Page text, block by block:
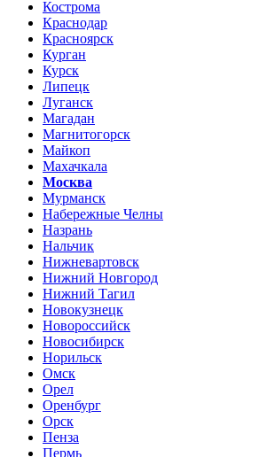
Кострома
Краснодар
Красноярск
Курган
Курск
Липецк
Луганск
Магадан
Магнитогорск
Майкоп
Махачкала
Москва
Мурманск
Набережные Челны
Назрань
Нальчик
Нижневартовск
Нижний Новгород
Нижний Тагил
Новокузнецк
Новороссийск
Новосибирск
Норильск
Омск
Орел
Оренбург
Орск
Пенза
Пермь